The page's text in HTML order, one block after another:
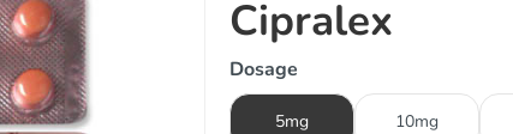
Cipralex
Dosage
5mg 10mg